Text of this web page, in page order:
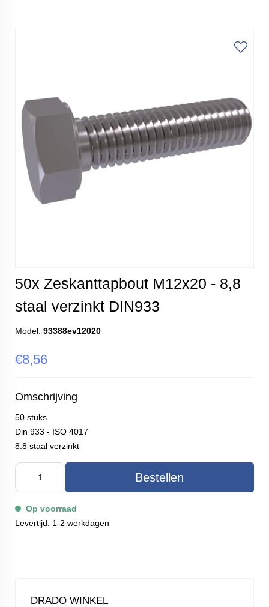
50x Zeskanttapbout M12x20 - 8,8
staal verzinkt DIN933
Model: 93388ev12020
€8,56
Omschrijving
50 stuks
Din 933 - ISO 4017
8.8 staal verzinkt
Bestellen
Op voorraad
Levertijd: 1-2 werkdagen
DRADO WINKEL